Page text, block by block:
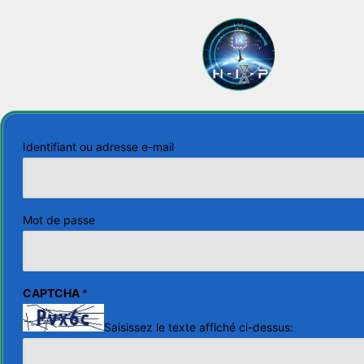
Identifiant ou adresse e-mail
Mot de passe
CAPTCHA *
Saisissez le texte affiché ci-dessus: